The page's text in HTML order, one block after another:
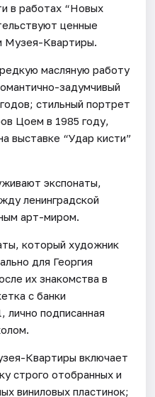
в работах “Новых
ценные
Музея-Квартиры.
масляную работу
задумчивый
стильный портрет
Цоем в 1985 году,
выставке “Удар кисти”
экспонаты,
ленинградской
арт-миром.
который художник
для Георгия
их знакомства в
с банки
лично подписанная
Квартиры включает
строго отобранных и
виниловых пластинок;